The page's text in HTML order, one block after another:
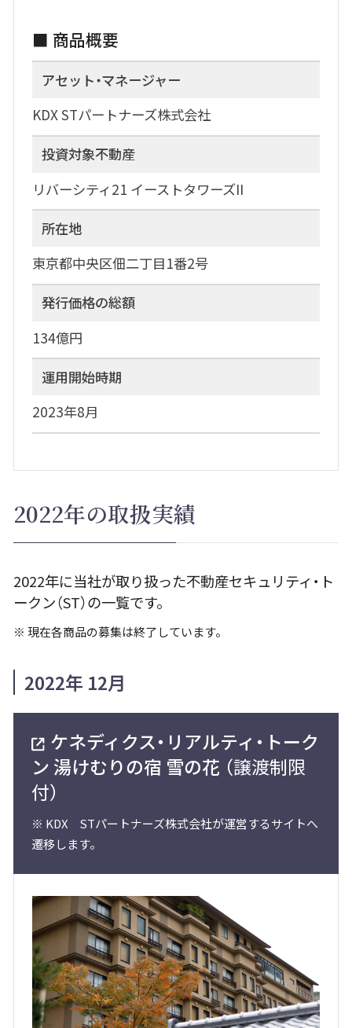
■ 商品概要
アセット・マネージャー
KDX STパートナーズ株式会社
投資対象不動産
リバーシティ21 イーストタワーズII
所在地
東京都中央区佃二丁目1番2号
発行価格の総額
134億円
運用開始時期
2023年8月
2022年の取扱実績
2022年に当社が取り扱った不動産セキュリティ・ト
ークン（ST）の一覧です。
※ 現在各商品の募集は終了しています。
2022年 12月
ケネディクス・リアルティ・トーク
ン 湯けむりの宿 雪の花 （譲渡制限
付）
※ KDX STパートナーズ株式会社が運営するサイトへ
遷移します。